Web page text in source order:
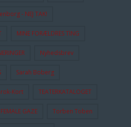
- NEJ TAK!
MINE FORÆLDRES TING
Nyhedsbrev
Sarah Boberg
Kort TEATERKATALOGET
GAZE Torben Toben